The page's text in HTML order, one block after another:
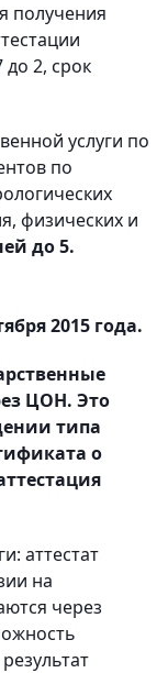
получения
2, срок
услуги по
по
физических и
до 5.
2015 года.
ЦОН. Это
типа
о
аттестат
на
через